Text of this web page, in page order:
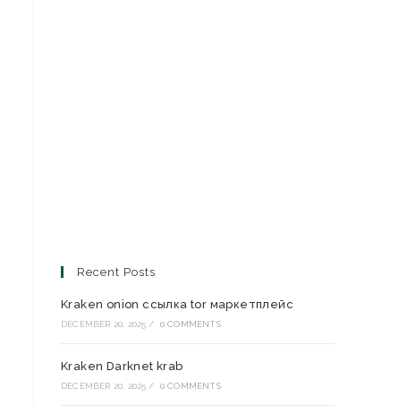
Recent Posts
Kraken onion ссылка tor маркетплейс
DECEMBER 20, 2025 / 0 COMMENTS
Kraken Darknet krab
DECEMBER 20, 2025 / 0 COMMENTS